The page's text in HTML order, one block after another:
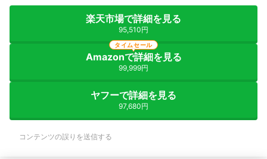
楽天市場で詳細を見る
95,510円
Amazonで詳細を見る
99,999円
タイムセール
ヤフーで詳細を見る
97,680円
コンテンツの誤りを送信する